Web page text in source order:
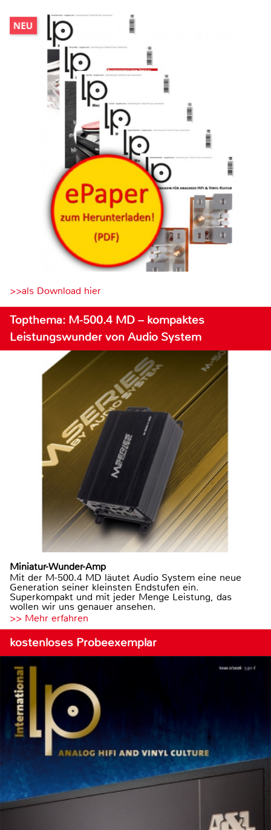
>>als Download hier
Topthema: M-500.4 MD – kompaktes
Leistungswunder von Audio System
Miniatur-Wunder-Amp
Mit der M-500.4 MD läutet Audio System eine neue
Generation seiner kleinsten Endstufen ein.
Superkompakt und mit jeder Menge Leistung, das
wollen wir uns genauer ansehen.
>> Mehr erfahren
kostenloses Probeexemplar